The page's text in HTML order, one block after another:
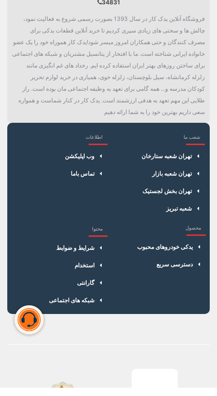
34831
فروشگاه آنلاین یدک کار در سال 1393 بصورت رسمی شروع به فعالیت نمود،
چالش ها و سختی های زیادی سپری کردیم تا خرید آنلاین قطعات یدکی برای
مصرف کنندگان و حتی همکاران امروز میسر شود!یدک کار هموراه خود را یک عضو
خانواده ایرانی شناخته است. ما با افتخار از پتانسیل مشتریان و شبکه های اجتماعی
برای ساختن روزهای بهتر ایران استفاده کرده ایم. رخداد های غم انگیزی مانند
زلزله کرمانشاه، سیل بلوچستان، زلزله خوی، همیاری در خرید لوازم تحریر
کودکان مدرسه و... همه گامی برای تعهد به وظیفه اجتماعی مان بوده است. راز
طلایی این مهم تعهد به هدفی ارزشمند است. یدک کار در کنار شماست و همواره
سعی داریم بهترین خود را به شما ارائه دهیم
شعب ما
تهران شعبه ستارخان
تهران شعبه بازار
تهران بخش لجستیک
شعبه تبریز
اطلاعات
وب اپلیکشن
تماس باما
محصول
یدکی خودروهای محبوب
دسترسی سریع
محتوا
شرایط و ضوابط
استخدام
گارانتی
شبکه های اجتماعی
×